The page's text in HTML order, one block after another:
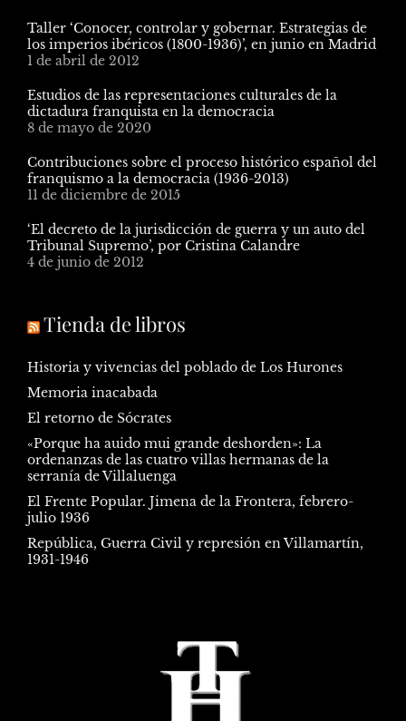
Taller ‘Conocer, controlar y gobernar. Estrategias de
los imperios ibéricos (1800-1936)’, en junio en Madrid
1 de abril de 2012
Estudios de las representaciones culturales de la
dictadura franquista en la democracia
8 de mayo de 2020
Contribuciones sobre el proceso histórico español del
franquismo a la democracia (1936-2013)
11 de diciembre de 2015
‘El decreto de la jurisdicción de guerra y un auto del
Tribunal Supremo’, por Cristina Calandre
4 de junio de 2012
Tienda de libros
Historia y vivencias del poblado de Los Hurones
Memoria inacabada
El retorno de Sócrates
«Porque ha auido mui grande deshorden»: La
ordenanzas de las cuatro villas hermanas de la
serranía de Villaluenga
El Frente Popular. Jimena de la Frontera, febrero-
julio 1936
República, Guerra Civil y represión en Villamartín,
1931-1946